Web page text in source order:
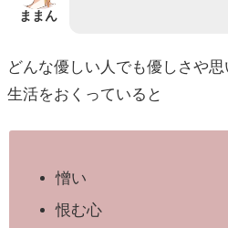
ままん
どんな優しい人でも優しさや
生活をおくっていると
憎い
恨む心